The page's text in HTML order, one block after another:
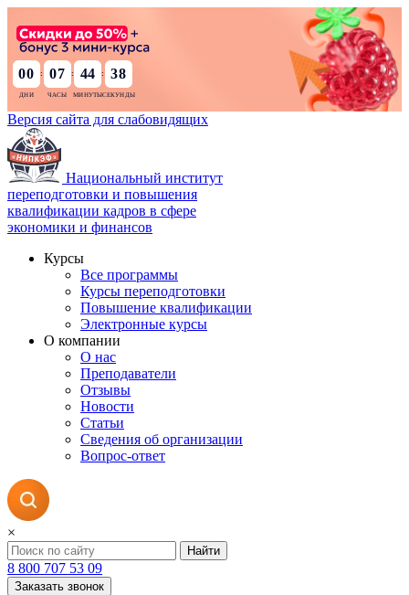
00 : 07 : 44 : 36
Версия сайта для слабовидящих
Национальный институт
переподготовки и повышения
квалификации кадров в сфере
экономики и финансов
Курсы
Все программы
Курсы переподготовки
Повышение квалификации
Электронные курсы
О компании
О нас
Преподаватели
Отзывы
Новости
Статьи
Сведения об организации
Вопрос-ответ
×
Найти
8 800 707 53 09
Заказать звонок